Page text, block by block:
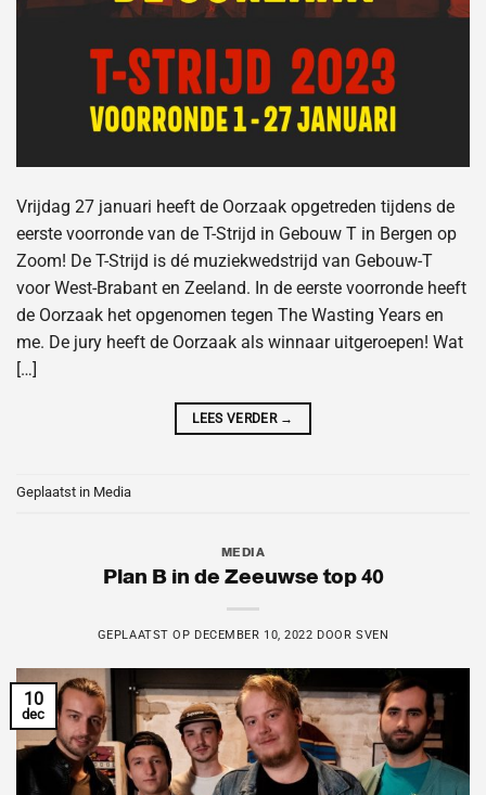
Vrijdag 27 januari heeft de Oorzaak opgetreden tijdens de
eerste voorronde van de T-Strijd in Gebouw T in Bergen op
Zoom! De T-Strijd is dé muziekwedstrijd van Gebouw-T
voor West-Brabant en Zeeland. In de eerste voorronde heeft
de Oorzaak het opgenomen tegen The Wasting Years en
me. De jury heeft de Oorzaak als winnaar uitgeroepen! Wat
[…]
LEES VERDER →
Geplaatst in Media
MEDIA
Plan B in de Zeeuwse top 40
GEPLAATST OP DECEMBER 10, 2022 DOOR SVEN
10
dec